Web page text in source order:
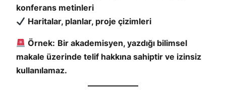
konferans metinleri
Haritalar, planlar, proje çizimleri
Örnek: Bir akademisyen, yazdığı bilimsel
makale üzerinde telif hakkına sahiptir ve izinsiz
kullanılamaz.